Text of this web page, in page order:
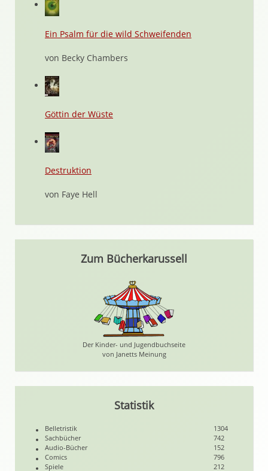
Ein Psalm für die wild Schweifenden
von Becky Chambers
Göttin der Wüste
Destruktion
von Faye Hell
Zum Bücherkarussell
Der Kinder- und Jugendbuchseite
von Janetts Meinung
Statistik
Belletristik
1304
Sachbücher
742
Audio-Bücher
152
Comics
796
Spiele
212